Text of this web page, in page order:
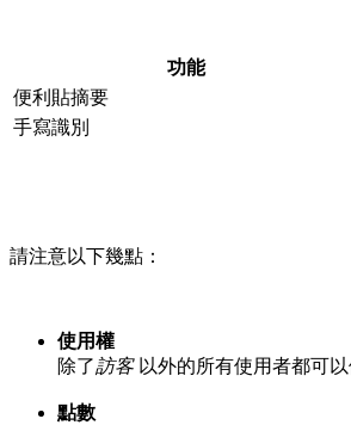
功能
便利貼摘要
手寫識別
請注意以下幾點：
使用權
除了訪客 以外的所有使用者都可
點數